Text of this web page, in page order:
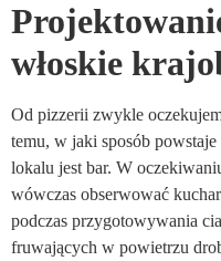
włoskie
Od pizzerii zwykle
temu, w jaki sposób powstaje
lokalu jest bar. W
wówczas obserwować
podczas przygotowywania
fruwających w powietrzu